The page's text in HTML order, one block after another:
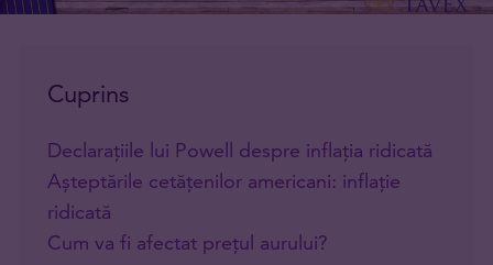
Cuprins
Declarațiile lui Powell despre inflația ridicată
Așteptările cetățenilor americani: inflație
ridicată
Cum va fi afectat prețul aurului?